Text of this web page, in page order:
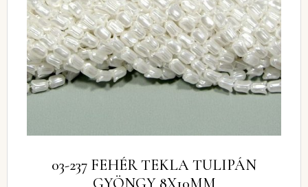
03-237 FEHÉR TEKLA TULIPÁN